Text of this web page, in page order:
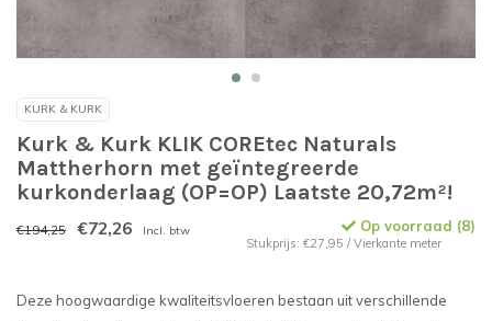
KURK & KURK
Kurk & Kurk KLIK COREtec Naturals
Mattherhorn met geïntegreerde
kurkonderlaag (OP=OP) Laatste 20,72m²!
€194,25 €72,26 Incl. btw Op voorraad (8)
Stukprijs: €27,95 / Vierkante meter
Deze hoogwaardige kwaliteitsvloeren bestaan uit verschillende